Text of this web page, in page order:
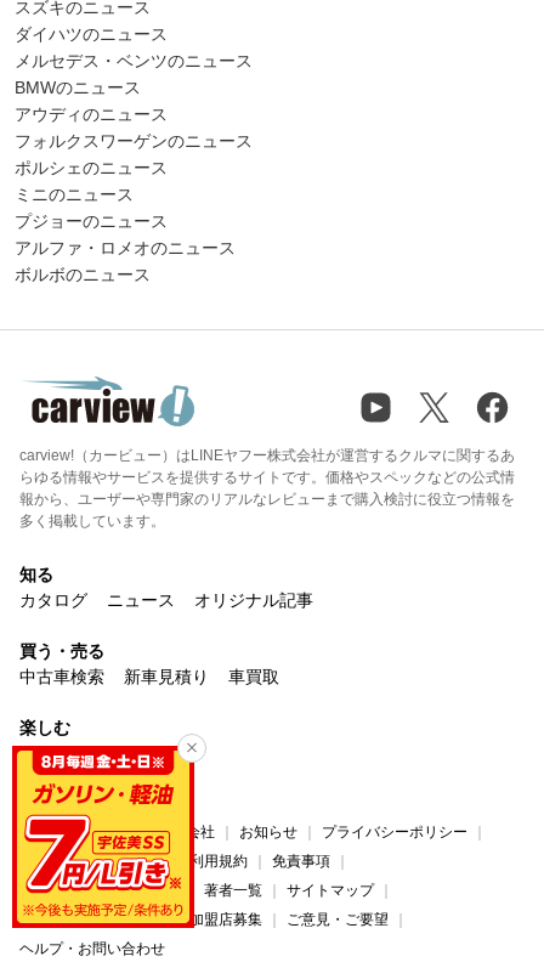
スズキのニュース
ダイハツのニュース
メルセデス・ベンツのニュース
BMWのニュース
アウディのニュース
フォルクスワーゲンのニュース
ポルシェのニュース
ミニのニュース
プジョーのニュース
アルファ・ロメオのニュース
ボルボのニュース
carview!（カービュー）はLINEヤフー株式会社が運営するクルマに関するあ
らゆる情報やサービスを提供するサイトです。価格やスペックなどの公式情
報から、ユーザーや専門家のリアルなレビューまで購入検討に役立つ情報を
多く掲載しています。
知る
カタログ
ニュース オリジナル記事
買う・売る
中古車検索
新車見積り 車買取
楽しむ
マイカー
みんカラ
サービス
carview!について 運営会社 お知らせ
プライバシーポリシー
プライバシーセンター
利用規約
免責事項
コンテンツ制作ポリシー
著者一覧
サイトマップ
広告掲載について
法人加盟店募集
ご意見・ご要望
ヘルプ・お問い合わせ